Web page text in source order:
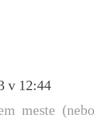
v 12:44
meste